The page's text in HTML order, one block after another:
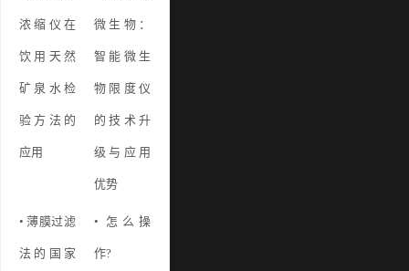
浓缩仪在
饮用天然
矿泉水检
验方法的
应用
微生物：
智能微生
物限度仪
的技术升
级与应用
优势
• 薄膜过滤
法的国家
• 怎么操
作?